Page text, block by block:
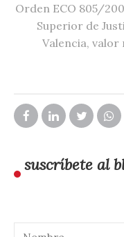
Orden ECO 805/
Superior de
Valencia, valor
suscríbete al